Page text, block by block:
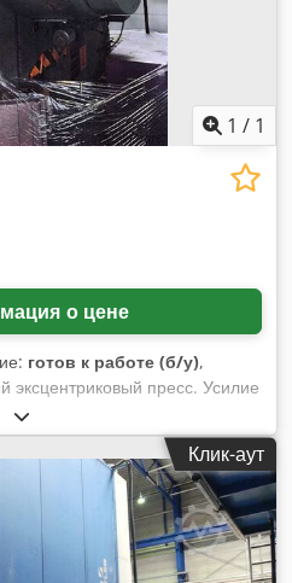
1 / 1
о цене
готов к работе (б/у),
эксцентриковый пресс. Усилие
регулируемый диапазон хода:
ходов: 180 ходов/мин,
560 мм/400 мм, площадь
220 мм, регулировка
высота установки: 320 мм.
Осмотр возможен по
Dcsdpfjzrzp Uex Aqljk
Клик-аут